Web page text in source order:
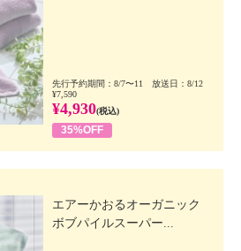
先行予約期間：8/7〜11 放送日：8/12
¥7,590
¥4,930(税込)
35%OFF
エアーかおるオーガニック
ボブパイルスーパー...